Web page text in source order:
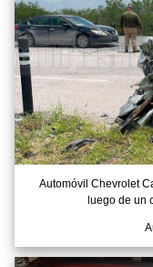
Automóvil Chevrolet
luego de un